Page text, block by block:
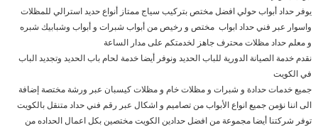
يوفر حداد أبواب حولي افضل مختص بتركيب سياج ممتاز أنواع حديد استرالي للمظلات
واسوار عبر فني حداد ابواب مختص و رخيص من أبواب شبرات و أبواب وشبابيك شبره
و معلم حداد مظلات محترف جاهز لخدمتكم على مدار الساعة
نقدم خدمة الصيانة الدورية للباب الحديد ونوفر أيضا خدمة لحام باب الحديد وتجديد الباب
في الكويت
جميع خدمات حدادة و شبرات و مظلات خام و مظلات كيسبان عبر ورشة مختصة إضافة
الى اننا نؤمن جميع انواع الأبواب من تصاميم و اشكال عبر رقم فني حداد متنقل بالكويت
توفر شركتنا أيضا مجموعة من افضل حدادين الكويت مختصين بكل اعمال الحداده من